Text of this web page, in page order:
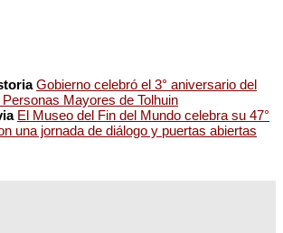
Gobierno celebró el 3° aniversario del
Mayores de Tolhuin
El Museo del Fin del Mundo celebra su 47°
una jornada de diálogo y puertas abiertas